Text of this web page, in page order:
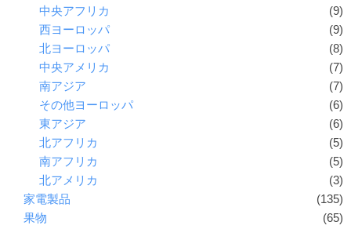
中央アフリカ
(9)
西ヨーロッパ
(9)
北ヨーロッパ
(8)
中央アメリカ
(7)
南アジア
(7)
その他ヨーロッパ
(6)
東アジア
(6)
北アフリカ
(5)
南アフリカ
(5)
北アメリカ
(3)
家電製品
(135)
果物
(65)